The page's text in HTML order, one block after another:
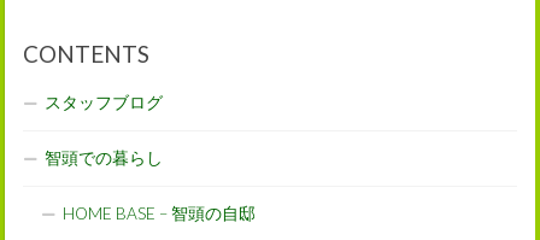
CONTENTS
スタッフブログ
智頭での暮らし
HOME BASE – 智頭の自邸